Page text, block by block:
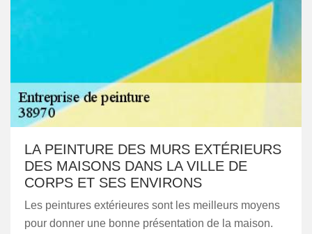
LA PEINTURE DES MURS EXTÉRIEURS
DES MAISONS DANS LA VILLE DE
CORPS ET SES ENVIRONS
Les peintures extérieures sont les meilleurs moyens
pour donner une bonne présentation de la maison.